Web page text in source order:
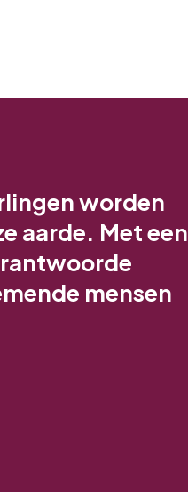
worden
aarde. Met een
mensen